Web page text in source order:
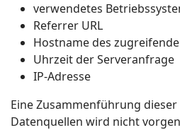
verwendetes
Referrer URL
Hostname des
Uhrzeit der Serveranfrage
IP-Adresse
Eine Zusammenführung
Datenquellen wird nicht